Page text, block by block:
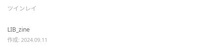
ツインレイ
LIB_zine
作成: 2024.09.11